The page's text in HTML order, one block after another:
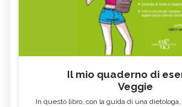
Il mio quaderno di
Veggie
In questo libro, con la guida di una